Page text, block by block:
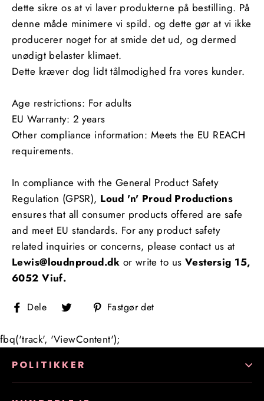
dette sikre os at vi laver produkterne på bestilling. På
denne måde minimere vi spild. og dette gør at vi ikke
producerer noget for at smide det ud, og dermed
unødigt belaster klimaet.
Dette kræver dog lidt tålmodighed fra vores kunder.
Age restrictions: For adults
EU Warranty: 2 years
Other compliance information: Meets the EU REACH
requirements.
In compliance with the General Product Safety
Regulation (GPSR), Loud 'n' Proud Productions
ensures that all consumer products offered are safe
and meet EU standards. For any product safety
related inquiries or concerns, please contact us at
Lewis@loudnproud.dk or write to us Vestersig 15,
6052 Viuf.
Dele Del
på
Tweet
på
Fastgør det
fbq('track', 'ViewContent');
POLITIKKER